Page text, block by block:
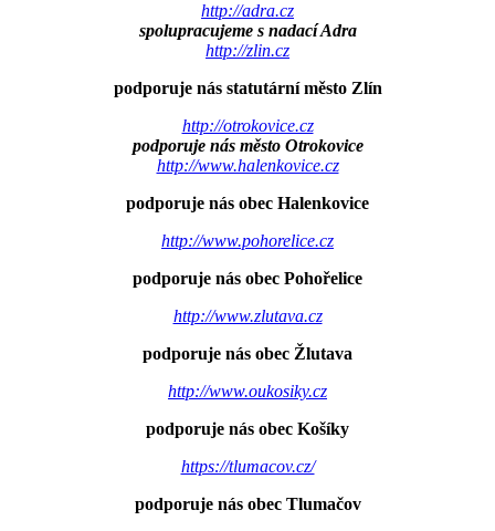
http://adra.cz
spolupracujeme s nadací Adra
http://zlin.cz
podporuje nás statutární město Zlín
http://otrokovice.cz
podporuje nás město Otrokovice
http://www.halenkovice.cz
podporuje nás obec Halenkovice
http://www.pohorelice.cz
podporuje nás obec Pohořelice
http://www.zlutava.cz
podporuje nás obec Žlutava
http://www.oukosiky.cz
podporuje nás obec Košíky
https://tlumacov.cz/
podporuje nás obec Tlumačov